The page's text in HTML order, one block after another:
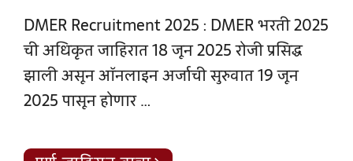
DMER Recruitment 2025 : DMER भरती 2025
ची अधिकृत जाहिरात 18 जून 2025 रोजी प्रसिद्ध
झाली असून ऑनलाइन अर्जाची सुरुवात 19 जून
2025 पासून होणार …